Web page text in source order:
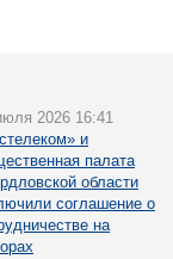
2026 16:41
и
палата
области
соглашение о
на